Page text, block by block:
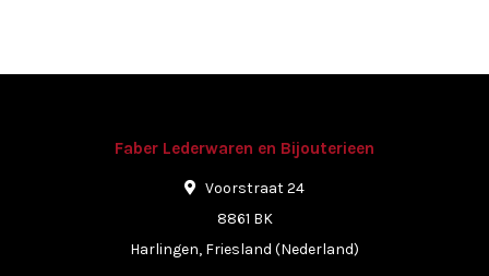
Faber Lederwaren en Bijouterieen
Voorstraat 24
8861 BK
Harlingen, Friesland (Nederland)